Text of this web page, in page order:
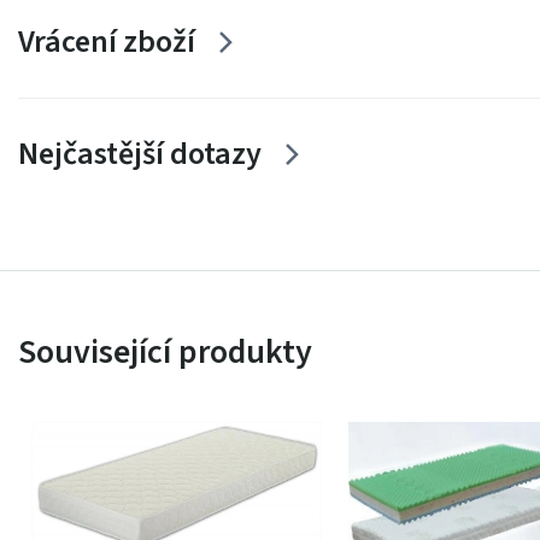
Vrácení zboží
Nejčastější dotazy
Související produkty